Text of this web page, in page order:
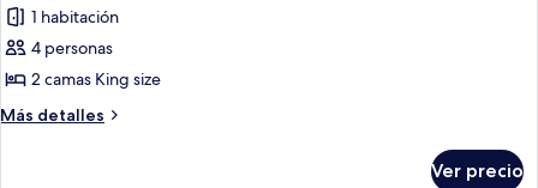
1 habitación
4 personas
2 camas King size
Más detalles
Más
Ver precio